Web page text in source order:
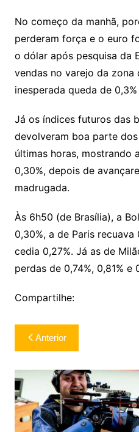
No começo da manhã,
perderam força e o euro
o dólar após pesquisa da
vendas no varejo da zona
inesperada queda de
Já os índices futuros das
devolveram boa parte
últimas horas, mostrando
0,30%, depois de
madrugada.
Às 6h50 (de Brasília), a
0,30%, a de Paris
cedia 0,27%. Já as de
perdas de 0,74%, 0,81% e
Compartilhe:
Navegação
de
Post
Anterior